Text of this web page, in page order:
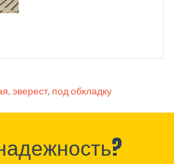
, эверест, под обкладку